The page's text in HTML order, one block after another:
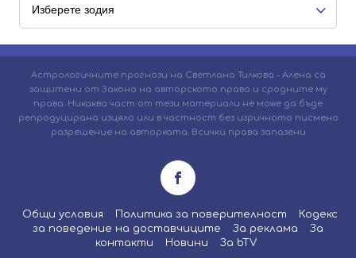
Астрологичните прогнози на Светлана Тилкова - Алена са
защитени от Закона на авторското право и сродните му
права. Никаква част от тези материали не може да бъде
репродуцирана изцяло или в частност без изричното писмено
разрешение на авторката. Всички права запазени
Общи условия Политика за поверителност
Кодекс
за поведение на доставчиците
За реклама
За
контакти
Новини За bTV